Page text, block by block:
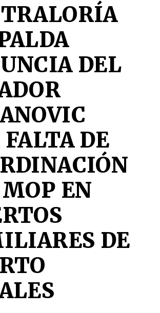
DEL
FALTA DE
EN
DE